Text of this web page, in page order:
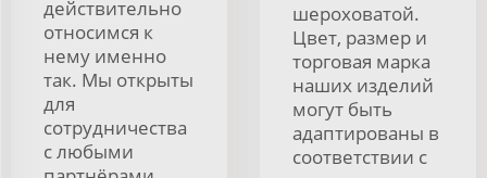
действительно
относимся к
нему именно
так. Мы открыты
для
сотрудничества
с любыми
шероховатой.
Цвет, размер и
торговая марка
наших изделий
могут быть
адаптированы в
соответствии с